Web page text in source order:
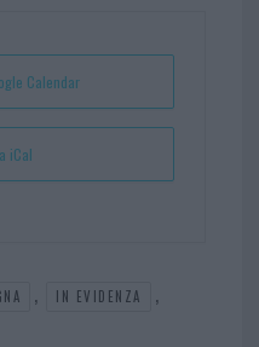
Calendar
iCal
, IN EVIDENZA ,